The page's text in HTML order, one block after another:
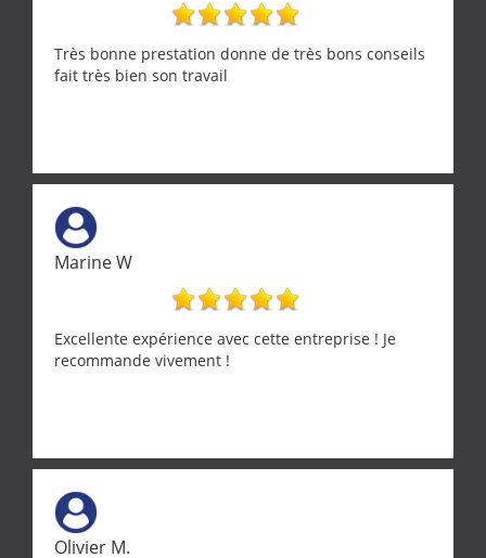
Très bonne prestation donne de très bons conseils
fait très bien son travail
Marine W
Excellente expérience avec cette entreprise ! Je
recommande vivement !
Olivier M.